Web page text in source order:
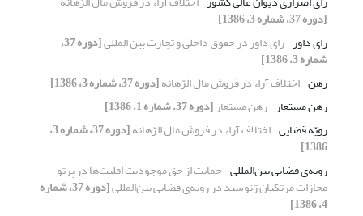
[دوره 37، شماره 3، 1386]
رای داور رای داور در حقوق داخلی و تجارت بین المللی [دوره 37،
شماره 3، 1386]
رهن اختلاف آراء در فروش مال الرّهانه[دوره 37، شماره 3، 1386]
رهن مستعار رهن مستعار[دوره 37، شماره 1، 1386]
رویّه قضایی اختلاف آراء در فروش مال الرّهانه [دوره 37، شماره 3،
1386]
رویه‌ی قضایی بین‌المللی حمایت از حق موجودیت اقلیت‌ها در پرتو
مجازات مرتکبان ژنوسید در رویه‌ی قضایی بین‌المللی [دوره 37، شماره
4، 1386]